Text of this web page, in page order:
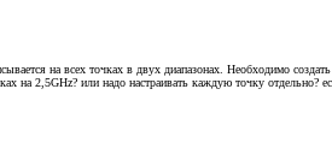
на всех точках в двух диапазонах. Необходимо
2,5GHz? или надо настраивать каждую точку отдельно?